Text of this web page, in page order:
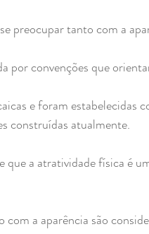
preocupar tanto com a
por convenções que
e foram estabelecidas
construídas atualmente.
que a atratividade física é
com a aparência são